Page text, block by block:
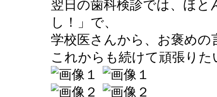
翌日の歯科検診では、ほと
し！」で、
学校医さんから、お褒め
これからも続けて頑張りた